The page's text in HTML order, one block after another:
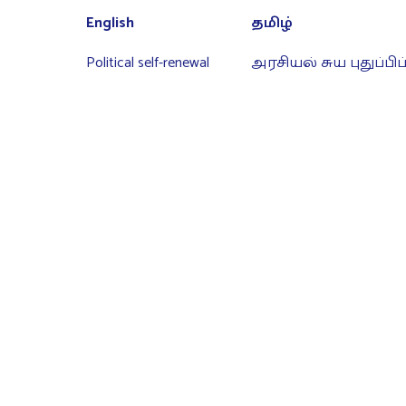
English
தமிழ்
Political self-renewal
அரசியல் சுய